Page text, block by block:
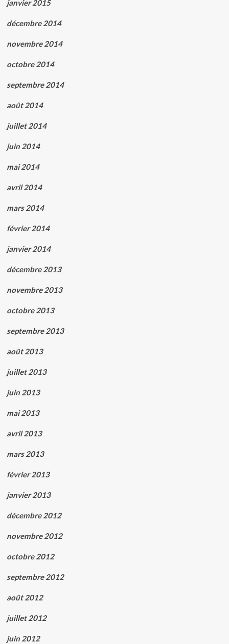
janvier 2015
décembre 2014
novembre 2014
octobre 2014
septembre 2014
août 2014
juillet 2014
juin 2014
mai 2014
avril 2014
mars 2014
février 2014
janvier 2014
décembre 2013
novembre 2013
octobre 2013
septembre 2013
août 2013
juillet 2013
juin 2013
mai 2013
avril 2013
mars 2013
février 2013
janvier 2013
décembre 2012
novembre 2012
octobre 2012
septembre 2012
août 2012
juillet 2012
juin 2012